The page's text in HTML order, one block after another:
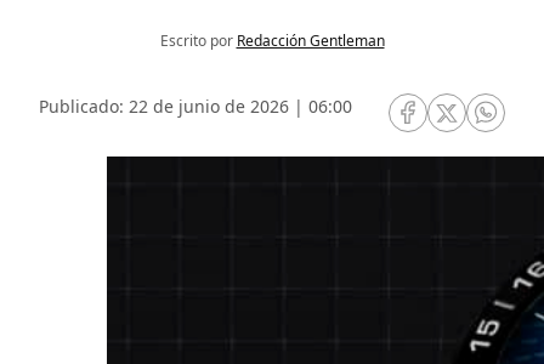
Escrito por Redacción Gentleman
Publicado: 22 de junio de 2026 | 06:00
RRSS Facebook
RRSSRRSS